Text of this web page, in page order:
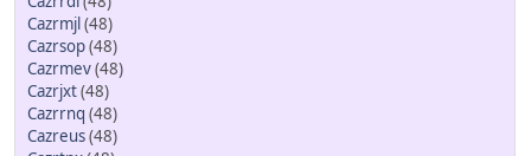
Cazrmjl (48)
Cazrsop(48)
Cazrmev(48)
Cazrjxt(48)
Cazrrnq (48)
Cazreus(48)